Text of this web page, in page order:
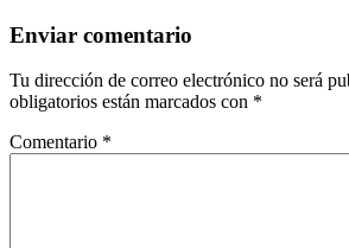
Enviar comentario
Tu dirección de correo electrónico no será
obligatorios están marcados con *
Comentario *